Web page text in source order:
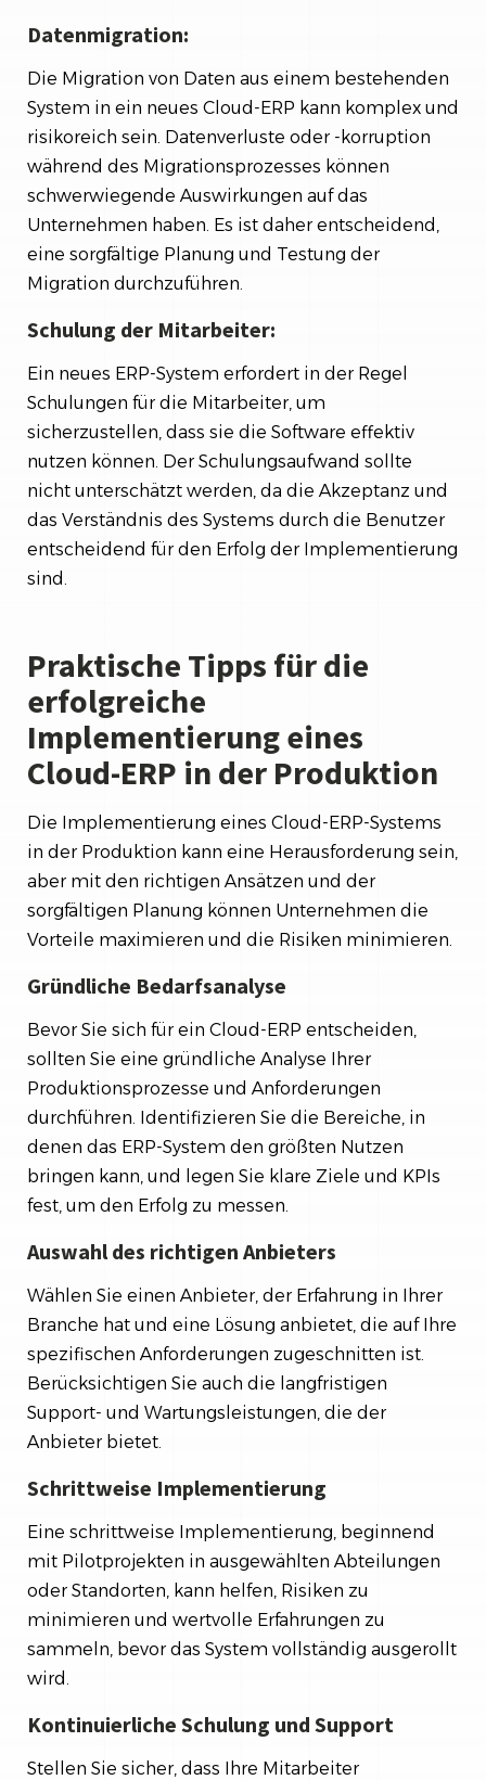
Datenmigration:
Die Migration von Daten aus einem bestehenden
System in ein neues Cloud-ERP kann komplex und
risikoreich sein. Datenverluste oder -korruption
während des Migrationsprozesses können
schwerwiegende Auswirkungen auf das
Unternehmen haben. Es ist daher entscheidend,
eine sorgfältige Planung und Testung der
Migration durchzuführen.
Schulung der Mitarbeiter:
Ein neues ERP-System erfordert in der Regel
Schulungen für die Mitarbeiter, um
sicherzustellen, dass sie die Software effektiv
nutzen können. Der Schulungsaufwand sollte
nicht unterschätzt werden, da die Akzeptanz und
das Verständnis des Systems durch die Benutzer
entscheidend für den Erfolg der Implementierung
sind.
Praktische Tipps für die
erfolgreiche
Implementierung eines
Cloud-ERP in der Produktion
Die Implementierung eines Cloud-ERP-Systems
in der Produktion kann eine Herausforderung sein,
aber mit den richtigen Ansätzen und der
sorgfältigen Planung können Unternehmen die
Vorteile maximieren und die Risiken minimieren.
Gründliche Bedarfsanalyse
Bevor Sie sich für ein Cloud-ERP entscheiden,
sollten Sie eine gründliche Analyse Ihrer
Produktionsprozesse und Anforderungen
durchführen. Identifizieren Sie die Bereiche, in
denen das ERP-System den größten Nutzen
bringen kann, und legen Sie klare Ziele und KPIs
fest, um den Erfolg zu messen.
Auswahl des richtigen Anbieters
Wählen Sie einen Anbieter, der Erfahrung in Ihrer
Branche hat und eine Lösung anbietet, die auf Ihre
spezifischen Anforderungen zugeschnitten ist.
Berücksichtigen Sie auch die langfristigen
Support- und Wartungsleistungen, die der
Anbieter bietet.
Schrittweise Implementierung
Eine schrittweise Implementierung, beginnend
mit Pilotprojekten in ausgewählten Abteilungen
oder Standorten, kann helfen, Risiken zu
minimieren und wertvolle Erfahrungen zu
sammeln, bevor das System vollständig ausgerollt
wird.
Kontinuierliche Schulung und Support
Stellen Sie sicher, dass Ihre Mitarbeiter